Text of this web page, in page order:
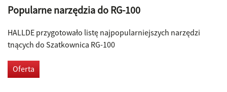
Popularne narzędzia do RG-100
HALLDE przygotowało listę najpopularniejszych narzędzi
tnących do Szatkownica RG-100
Oferta